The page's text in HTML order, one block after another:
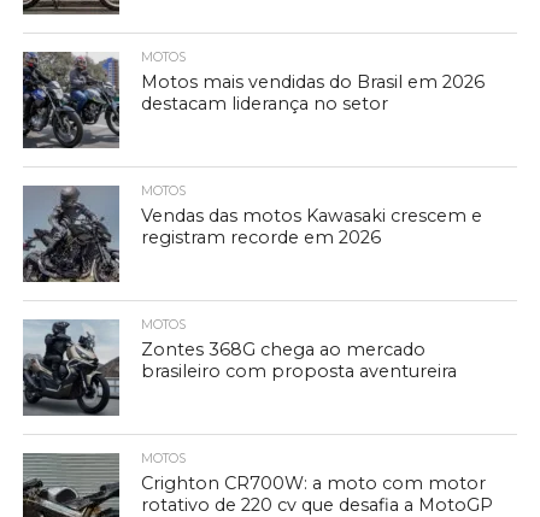
MOTOS
Motos mais vendidas do Brasil em 2026
destacam liderança no setor
MOTOS
Vendas das motos Kawasaki crescem e
registram recorde em 2026
MOTOS
Zontes 368G chega ao mercado
brasileiro com proposta aventureira
MOTOS
Crighton CR700W: a moto com motor
rotativo de 220 cv que desafia a MotoGP